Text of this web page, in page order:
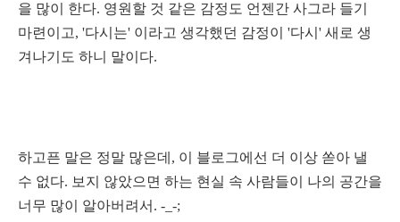
을 많이 한다. 영원할 것 같은 감정도 언젠간 사그라 들기
마련이고, '다시는' 이라고 생각했던 감정이 '다시' 새로 생
겨나기도 하니 말이다.
하고픈 말은 정말 많은데, 이 블로그에선 더 이상 쏟아 낼
수 없다. 보지 않았으면 하는 현실 속 사람들이 나의 공간을
너무 많이 알아버려서. -_-;